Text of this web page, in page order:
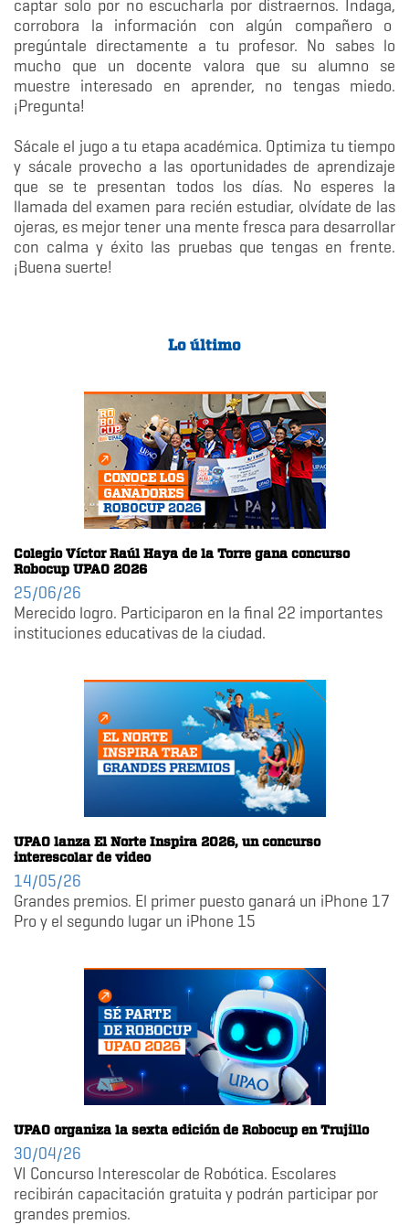
captar solo por no escucharla por distraernos. Indaga,
corrobora la información con algún compañero o
pregúntale directamente a tu profesor. No sabes lo
mucho que un docente valora que su alumno se
muestre interesado en aprender, no tengas miedo.
¡Pregunta!
Sácale el jugo a tu etapa académica. Optimiza tu tiempo
y sácale provecho a las oportunidades de aprendizaje
que se te presentan todos los días. No esperes la
llamada del examen para recién estudiar, olvídate de las
ojeras, es mejor tener una mente fresca para desarrollar
con calma y éxito las pruebas que tengas en frente.
¡Buena suerte!
Lo último
Colegio Víctor Raúl Haya de la Torre gana concurso
Robocup UPAO 2026
25/06/26
Merecido logro. Participaron en la final 22 importantes
instituciones educativas de la ciudad.
UPAO lanza El Norte Inspira 2026, un concurso
interescolar de video
14/05/26
Grandes premios. El primer puesto ganará un iPhone 17
Pro y el segundo lugar un iPhone 15
UPAO organiza la sexta edición de Robocup en Trujillo
30/04/26
VI Concurso Interescolar de Robótica. Escolares
recibirán capacitación gratuita y podrán participar por
grandes premios.